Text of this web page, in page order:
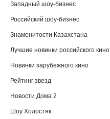
Западный шоу-бизнес
Российский шоу-бизнес
Знаменитости Казахстана
Лучшие новинки российского кино
Новинки зарубежного кино
Рейтинг звезд
Новости Дома 2
Шоу Холостяк